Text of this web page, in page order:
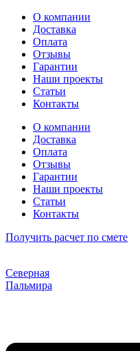
Перейти
содержимому
О компании
Доставка
Оплата
Отзывы
Гарантии
Наши проекты
Статьи
Контакты
О компании
Доставка
Оплата
Отзывы
Гарантии
Наши проекты
Статьи
Контакты
Получить расчет по смете
Северная
Пальмира